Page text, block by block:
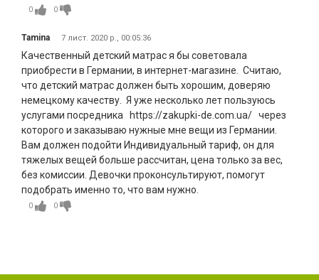
0 0
Tamina 7 лист. 2020 р., 00:05:36
Качественный детский матрас я бы советовала
приобрести в Германии, в интернет-магазине. Считаю,
что детский матрас должен быть хорошим, доверяю
немецкому качеству. Я уже несколько лет пользуюсь
услугами посредника https://zakupki-de.com.ua/ через
которого и заказываю нужные мне вещи из Германии.
Вам должен подойти Индивидуальный тариф, он для
тяжелых вещей больше рассчитан, цена только за вес,
без комиссии. Девочки проконсультируют, помогут
подобрать именно то, что вам нужно.
0 0